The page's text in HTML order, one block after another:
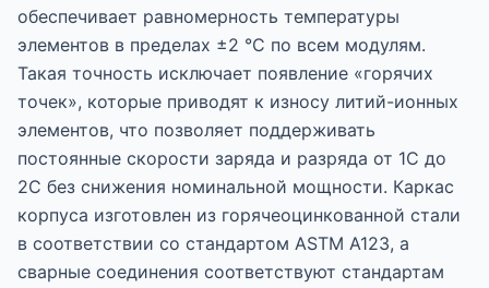
обеспечивает равномерность температуры
элементов в пределах ±2 °C по всем модулям.
Такая точность исключает появление «горячих
точек», которые приводят к износу литий-ионных
элементов, что позволяет поддерживать
постоянные скорости заряда и разряда от 1C до
2C без снижения номинальной мощности. Каркас
корпуса изготовлен из горячеоцинкованной стали
в соответствии со стандартом ASTM A123, а
сварные соединения соответствуют стандартам